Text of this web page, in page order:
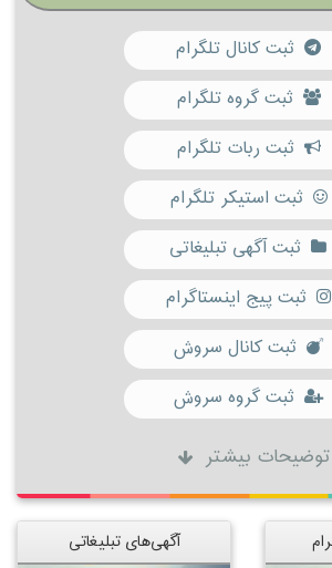
ثبت کانال تلگرام
ثبت گروه تلگرام
ثبت ربات تلگرام
ثبت استیکر تلگرام
ثبت آگهی تبلیغاتی
ثبت پیج اینستاگرام
ثبت کانال سروش
ثبت گروه سروش
توضیحات بیشتر
آگهی‌های تبلیغاتی